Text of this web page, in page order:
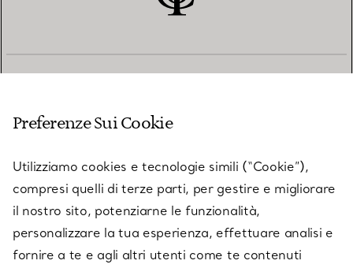
SU TIFFANY & CO.
Preferenze Sui Cookie
Utilizziamo cookies e tecnologie simili (“Cookie”),
compresi quelli di terze parti, per gestire e migliorare
il nostro sito, potenziarne le funzionalità,
personalizzare la tua esperienza, effettuare analisi e
fornire a te e agli altri utenti come te contenuti